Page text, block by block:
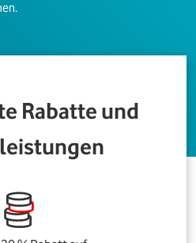
Rabatte und